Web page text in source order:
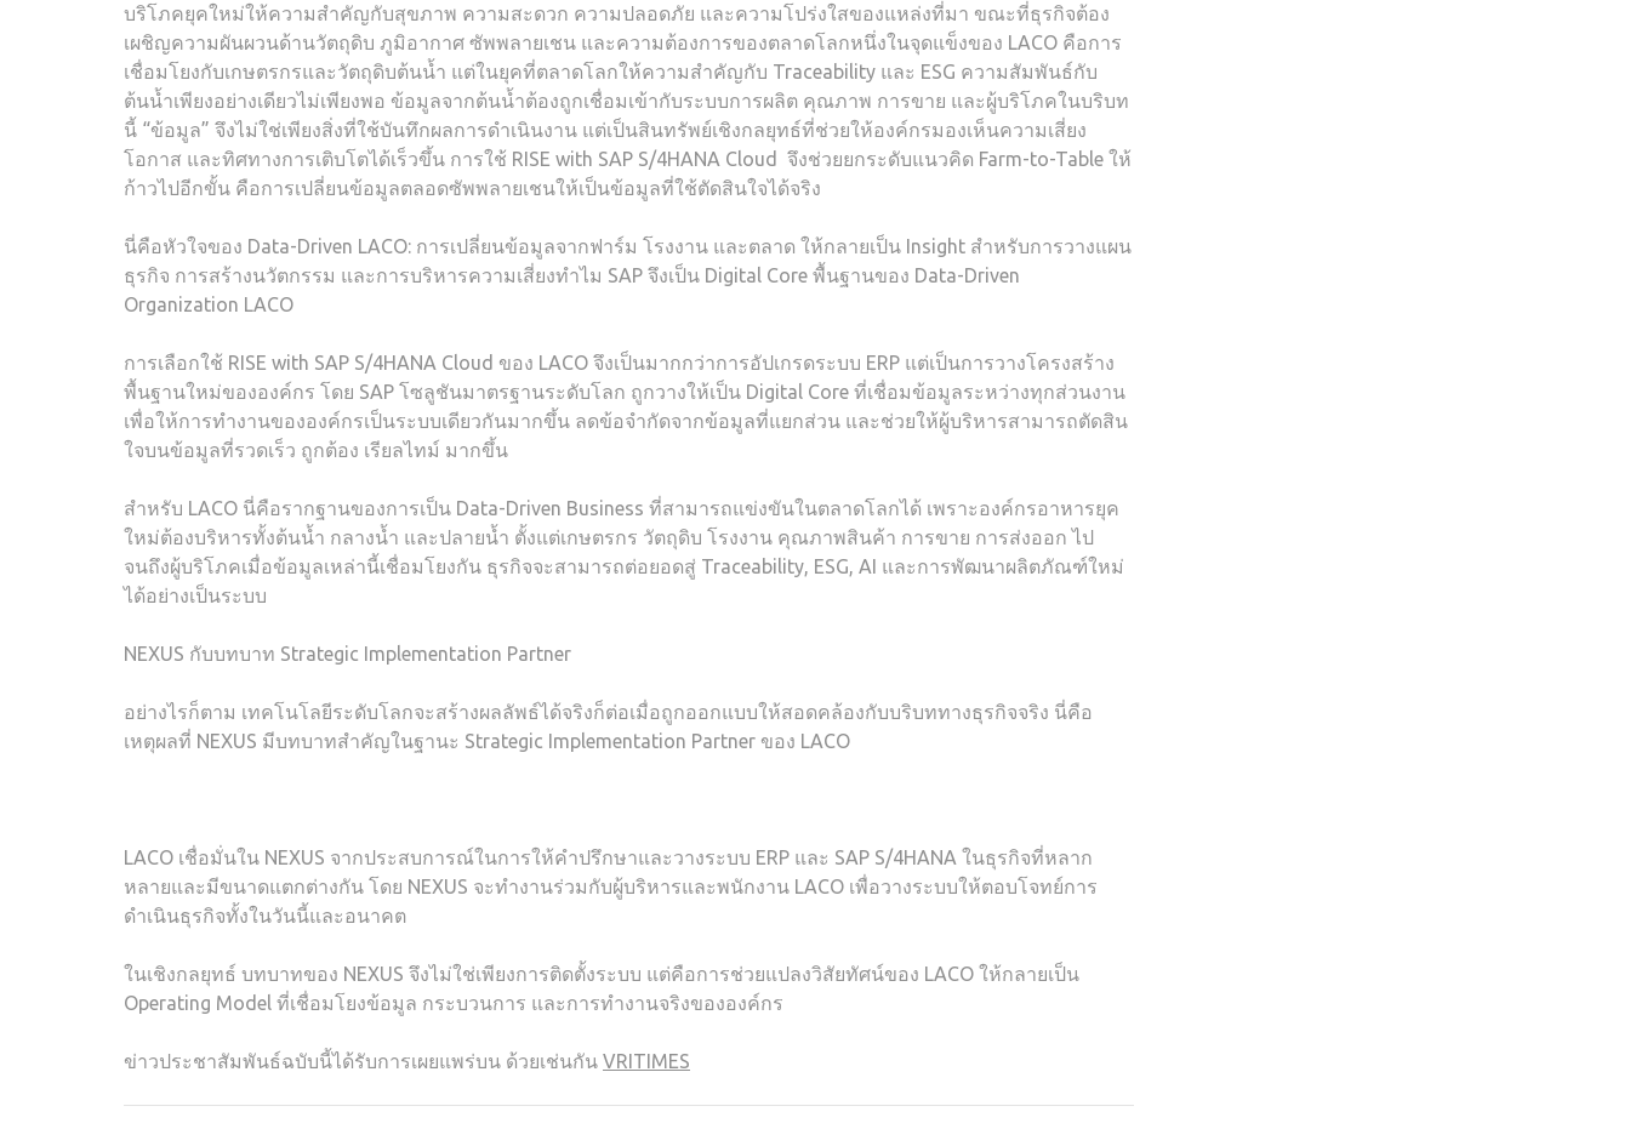
บริโภคยุคใหม่ให้ความสำคัญกับสุขภาพ ความสะดวก ความปลอดภัย และความโปร่งใสของแหล่งที่มา ขณะที่ธุรกิจต้อง
เผชิญความผันผวนด้านวัตถุดิบ ภูมิอากาศ ซัพพลายเชน และความต้องการของตลาดโลกหนึ่งในจุดแข็งของ LACO คือการ
เชื่อมโยงกับเกษตรกรและวัตถุดิบต้นน้ำ แต่ในยุคที่ตลาดโลกให้ความสำคัญกับ Traceability และ ESG ความสัมพันธ์กับ
ต้นน้ำเพียงอย่างเดียวไม่เพียงพอ ข้อมูลจากต้นน้ำต้องถูกเชื่อมเข้ากับระบบการผลิต คุณภาพ การขาย และผู้บริโภคในบริบท
นี้ “ข้อมูล” จึงไม่ใช่เพียงสิ่งที่ใช้บันทึกผลการดำเนินงาน แต่เป็นสินทรัพย์เชิงกลยุทธ์ที่ช่วยให้องค์กรมองเห็นความเสี่ยง
โอกาส และทิศทางการเติบโตได้เร็วขึ้น การใช้ RISE with SAP S/4HANA Cloud จึงช่วยยกระดับแนวคิด Farm-to-Table ให้
ก้าวไปอีกขั้น คือการเปลี่ยนข้อมูลตลอดซัพพลายเชนให้เป็นข้อมูลที่ใช้ตัดสินใจได้จริง
นี่คือหัวใจของ Data-Driven LACO: การเปลี่ยนข้อมูลจากฟาร์ม โรงงาน และตลาด ให้กลายเป็น Insight สำหรับการวางแผน
ธุรกิจ การสร้างนวัตกรรม และการบริหารความเสี่ยงทำไม SAP จึงเป็น Digital Core พื้นฐานของ Data-Driven
Organization LACO
การเลือกใช้ RISE with SAP S/4HANA Cloud ของ LACO จึงเป็นมากกว่าการอัปเกรดระบบ ERP แต่เป็นการวางโครงสร้าง
พื้นฐานใหม่ขององค์กร โดย SAP โซลูชันมาตรฐานระดับโลก ถูกวางให้เป็น Digital Core ที่เชื่อมข้อมูลระหว่างทุกส่วนงาน
เพื่อให้การทำงานขององค์กรเป็นระบบเดียวกันมากขึ้น ลดข้อจำกัดจากข้อมูลที่แยกส่วน และช่วยให้ผู้บริหารสามารถตัดสิน
ใจบนข้อมูลที่รวดเร็ว ถูกต้อง เรียลไทม์ มากขึ้น
สำหรับ LACO นี่คือรากฐานของการเป็น Data-Driven Business ที่สามารถแข่งขันในตลาดโลกได้ เพราะองค์กรอาหารยุค
ใหม่ต้องบริหารทั้งต้นน้ำ กลางน้ำ และปลายน้ำ ตั้งแต่เกษตรกร วัตถุดิบ โรงงาน คุณภาพสินค้า การขาย การส่งออก ไป
จนถึงผู้บริโภคเมื่อข้อมูลเหล่านี้เชื่อมโยงกัน ธุรกิจจะสามารถต่อยอดสู่ Traceability, ESG, AI และการพัฒนาผลิตภัณฑ์ใหม่
ได้อย่างเป็นระบบ
NEXUS กับบทบาท Strategic Implementation Partner
อย่างไรก็ตาม เทคโนโลยีระดับโลกจะสร้างผลลัพธ์ได้จริงก็ต่อเมื่อถูกออกแบบให้สอดคล้องกับบริบททางธุรกิจจริง นี่คือ
เหตุผลที่ NEXUS มีบทบาทสำคัญในฐานะ Strategic Implementation Partner ของ LACO
LACO เชื่อมั่นใน NEXUS จากประสบการณ์ในการให้คำปรึกษาและวางระบบ ERP และ SAP S/4HANA ในธุรกิจที่หลาก
หลายและมีขนาดแตกต่างกัน โดย NEXUS จะทำงานร่วมกับผู้บริหารและพนักงาน LACO เพื่อวางระบบให้ตอบโจทย์การ
ดำเนินธุรกิจทั้งในวันนี้และอนาคต
ในเชิงกลยุทธ์ บทบาทของ NEXUS จึงไม่ใช่เพียงการติดตั้งระบบ แต่คือการช่วยแปลงวิสัยทัศน์ของ LACO ให้กลายเป็น
Operating Model ที่เชื่อมโยงข้อมูล กระบวนการ และการทำงานจริงขององค์กร
ข่าวประชาสัมพันธ์ฉบับนี้ได้รับการเผยแพร่บน ด้วยเช่นกัน VRITIMES